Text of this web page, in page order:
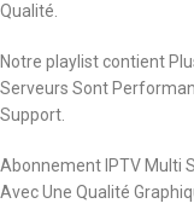
Qualité.
Notre playlist contient
Serveurs Sont
Support.
Abonnement IPTV Multi
Avec Une Qualité